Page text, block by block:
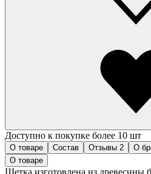
Доступно к покупке более 10 шт
О товаре Состав Отзывы 2 О
О товаре